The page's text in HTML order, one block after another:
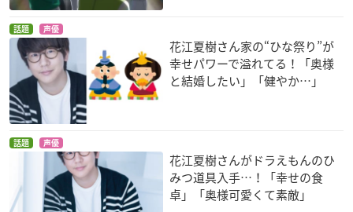
話題 声優
花江夏樹さん家の“ひな祭り”が
幸せパワーで溢れてる！「奥様
と結婚したい」「健やか…」
話題 声優
花江夏樹さんがドラえもんのひ
みつ道具入手…！「幸せの食
卓」「奥様可愛くて素敵」